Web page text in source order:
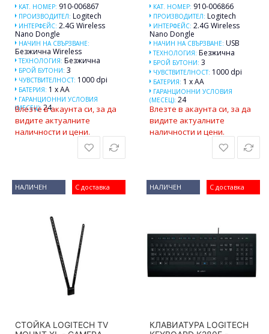
КАТ. НОМЕР: 910-006867
ПРОИЗВОДИТЕЛ: Logitech
ИНТЕРФЕЙС: 2.4G Wireless
Nano Dongle
НАЧИН НА СВЪРЗВАНЕ:
Безжична Wireless
ТЕХНОЛОГИЯ: Безжична
БРОЙ БУТОНИ: 3
ЧУВСТВИТЕЛНОСТ: 1000 dpi
БАТЕРИЯ: 1 x AA
ГАРАНЦИОННИ УСЛОВИЯ
(МЕСЕЦ): 24
Влезте в акаунта си, за да
видите актуалните
наличности и цени.
КАТ. НОМЕР: 910-006866
ПРОИЗВОДИТЕЛ: Logitech
ИНТЕРФЕЙС: 2.4G Wireless
Nano Dongle
НАЧИН НА СВЪРЗВАНЕ: USB
ТЕХНОЛОГИЯ: Безжична
БРОЙ БУТОНИ: 3
ЧУВСТВИТЕЛНОСТ: 1000 dpi
БАТЕРИЯ: 1 x AA
ГАРАНЦИОННИ УСЛОВИЯ
(МЕСЕЦ): 24
Влезте в акаунта си, за да
видите актуалните
наличности и цени.
С доставка
НАЛИЧЕН
СТОЙКА LOGITECH TV
С доставка
НАЛИЧЕН
КЛАВИАТУРА LOGITECH